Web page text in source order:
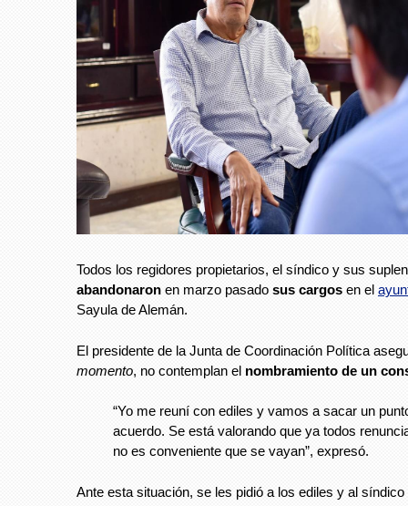
Todos los regidores propietarios, el síndico y sus
abandonaron en marzo pasado sus cargos en el
Sayula de Alemán.
El presidente de la Junta de Coordinación Política
momento, no contemplan el nombramiento de un
“Yo me reuní con ediles y vamos a sacar un
acuerdo. Se está valorando que ya todos
no es conveniente que se vayan”, expresó.
Ante esta situación, se les pidió a los ediles y al síndico